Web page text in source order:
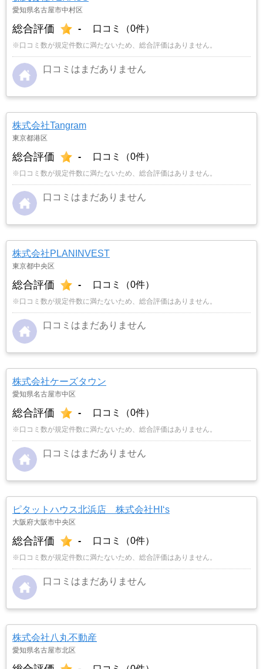
愛知県名古屋市中村区
総合評価 - 口コミ（0件）
※口コミ数が規定件数に満たないため、総合評価はありません。
口コミはまだありません
株式会社Tangram
東京都港区
総合評価 - 口コミ（0件）
※口コミ数が規定件数に満たないため、総合評価はありません。
口コミはまだありません
株式会社PLANINVEST
東京都中央区
総合評価 - 口コミ（0件）
※口コミ数が規定件数に満たないため、総合評価はありません。
口コミはまだありません
株式会社ケーズタウン
愛知県名古屋市中区
総合評価 - 口コミ（0件）
※口コミ数が規定件数に満たないため、総合評価はありません。
口コミはまだありません
ピタットハウス北浜店 株式会社HI‘s
大阪府大阪市中央区
総合評価 - 口コミ（0件）
※口コミ数が規定件数に満たないため、総合評価はありません。
口コミはまだありません
株式会社八丸不動産
愛知県名古屋市北区